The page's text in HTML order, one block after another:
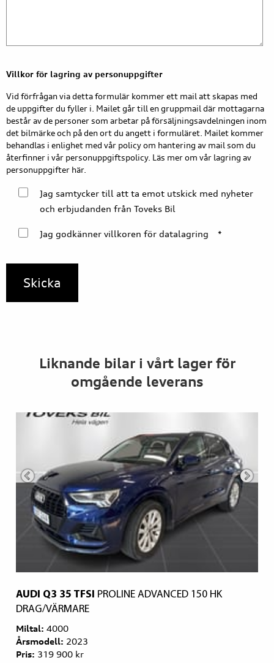
Villkor för lagring av personuppgifter
Vid förfrågan via detta formulär kommer ett mail att skapas med
de uppgifter du fyller i. Mailet går till en gruppmail där mottagarna
består av de personer som arbetar på försäljningsavdelningen inom
det bilmärke och på den ort du angett i formuläret. Mailet kommer
behandlas i enlighet med vår policy om hantering av mail som du
återfinner i vår personuppgiftspolicy. Läs mer om vår lagring av
personuppgifter här.
Jag samtycker till att ta emot utskick med nyheter
och erbjudanden från Toveks Bil
Jag godkänner villkoren för datalagring *
Liknande bilar i vårt lager för
omgående leverans
AUDI Q3 35 TFSI
PROLINE ADVANCED 150 HK
DRAG/VÄRMARE
Miltal: 4000
Årsmodell: 2023
Pris: 319 900 kr